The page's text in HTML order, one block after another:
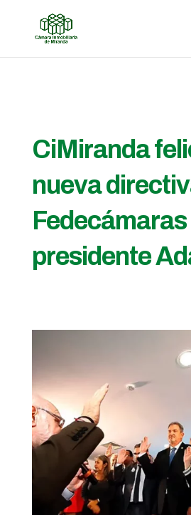
CiMiranda
nueva
Fedecámaras
presidente